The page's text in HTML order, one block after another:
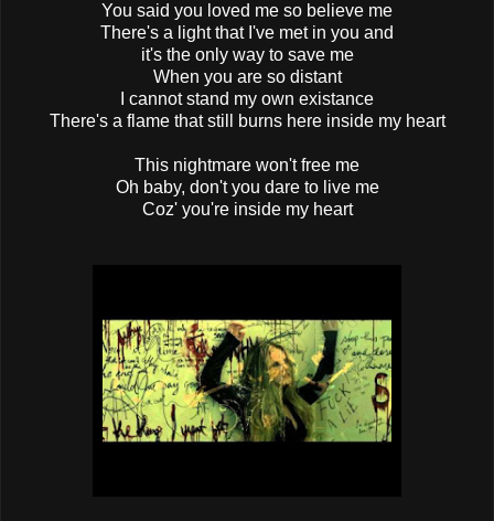
You said you loved me so believe me
There's a light that I've met in you and
it's the only way to save me
When you are so distant
I cannot stand my own existance
There's a flame that still burns here inside my heart
This nightmare won't free me
Oh baby, don't you dare to live me
Coz' you're inside my heart